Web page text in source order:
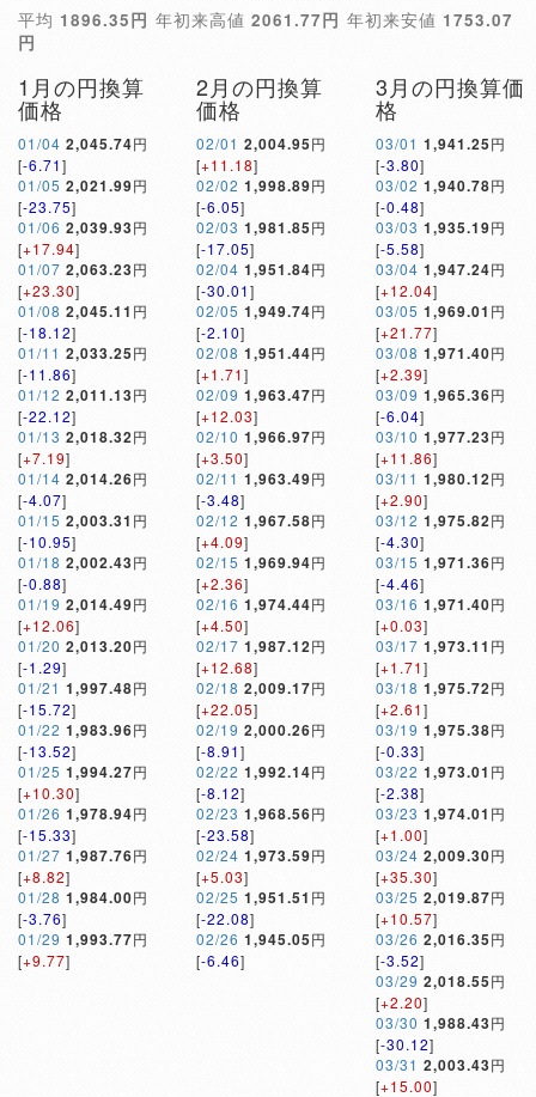
平均 1896.35円 年初来高値 2061.77円 年初来安値 1753.07
円
1月の円換算
価格
01/04 2,045.74円
[-6.71]
01/05 2,021.99円
[-23.75]
01/06 2,039.93円
[+17.94]
01/07 2,063.23円
[+23.30]
01/08 2,045.11 円
[-18.12]
01/11 2,033.25円
[-11.86]
01/12 2,011.13円
[-22.12]
01/13 2,018.32円
[+7.19]
01/14 2,014.26円
[-4.07]
01/15 2,003.31 円
[-10.95]
01/18 2,002.43円
[-0.88]
01/19 2,014.49円
[+12.06]
01/20 2,013.20円
[-1.29]
01/21 1,997.48円
[-15.72]
01/22 1,983.96円
[-13.52]
01/25 1,994.27円
[+10.30]
01/26 1,978.94円
[-15.33]
01/27 1,987.76円
[+8.82]
01/28 1,984.00円
[-3.76]
01/29 1,993.77円
[+9.77]
2月の円換算
価格
02/01 2,004.95円
[+11.18]
02/02 1,998.89円
[-6.05]
02/03 1,981.85円
[-17.05]
02/04 1,951.84円
[-30.01]
02/05 1,949.74円
[-2.10]
02/08 1,951.44円
[+1.71]
02/09 1,963.47円
[+12.03]
02/10 1,966.97円
[+3.50]
02/11 1,963.49円
[-3.48]
02/12 1,967.58円
[+4.09]
02/15 1,969.94円
[+2.36]
02/16 1,974.44円
[+4.50]
02/17 1,987.12円
[+12.68]
02/18 2,009.17円
[+22.05]
02/19 2,000.26円
[-8.91]
02/22 1,992.14円
[-8.12]
02/23 1,968.56円
[-23.58]
02/24 1,973.59円
[+5.03]
02/25 1,951.51 円
[-22.08]
02/26 1,945.05円
[-6.46]
3月の円換算価
格
03/01 1,941.25円
[-3.80]
03/02 1,940.78円
[-0.48]
03/03 1,935.19円
[-5.58]
03/04 1,947.24円
[+12.04]
03/05 1,969.01 円
[+21.77]
03/08 1,971.40円
[+2.39]
03/09 1,965.36円
[-6.04]
03/10 1,977.23円
[+11.86]
03/11 1,980.12円
[+2.90]
03/12 1,975.82円
[-4.30]
03/15 1,971.36円
[-4.46]
03/16 1,971.40円
[+0.03]
03/17 1,973.11 円
[+1.71]
03/18 1,975.72円
[+2.61]
03/19 1,975.38円
[-0.33]
03/22 1,973.01 円
[-2.38]
03/23 1,974.01 円
[+1.00]
03/24 2,009.30円
[+35.30]
03/25 2,019.87円
[+10.57]
03/26 2,016.35円
[-3.52]
03/29 2,018.55円
[+2.20]
03/30 1,988.43円
[-30.12]
03/31 2,003.43円
[+15.00]